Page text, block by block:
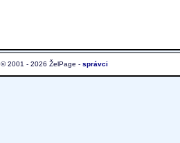
© 2001 - 2026 ŽelPage - správci